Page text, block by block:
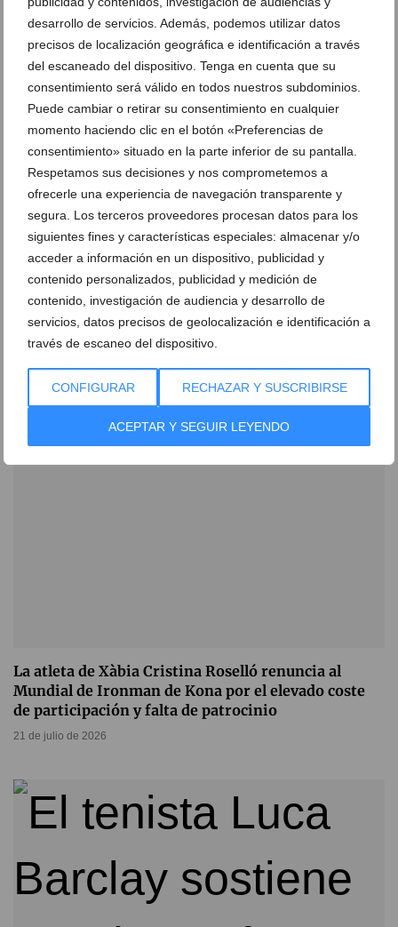
desarrollo de servicios. Además, podemos utilizar datos
precisos de localización geográfica e identificación a través
del escaneado del dispositivo. Tenga en cuenta que su
consentimiento será válido en todos nuestros subdominios.
Puede cambiar o retirar su consentimiento en cualquier
momento haciendo clic en el botón «Preferencias de
consentimiento» situado en la parte inferior de su pantalla.
Respetamos sus decisiones y nos comprometemos a
ofrecerle una experiencia de navegación transparente y
segura. Los terceros proveedores procesan datos para los
siguientes fines y características especiales: almacenar y/o
acceder a información en un dispositivo, publicidad y
contenido personalizados, publicidad y medición de
contenido, investigación de audiencia y desarrollo de
servicios, datos precisos de geolocalización e identificación a
través de escaneo del dispositivo.
CONFIGURAR RECHAZAR Y SUSCRIBIRSE
ACEPTAR Y SEGUIR LEYENDO
27 de julio de 2026
Xàbia, punto de encuentro para los aficionados a la
vela: una pantalla gigante retransmitirá el Gran
22 de julio de 2026
La atleta de Xàbia Cristina Roselló renuncia al
Mundial de Ironman de Kona por el elevado coste
de participación y falta de patrocinio
21 de julio de 2026